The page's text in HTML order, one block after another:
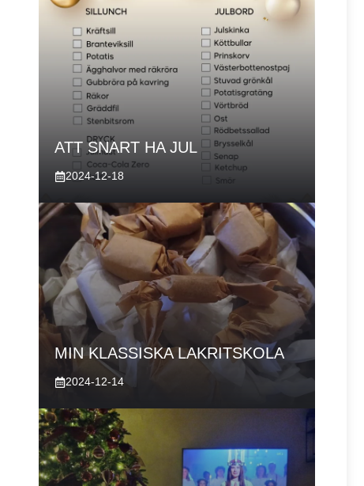
ATT SNART HA JUL
2024-12-18
MIN KLASSISKA LAKRITSKOLA
2024-12-14